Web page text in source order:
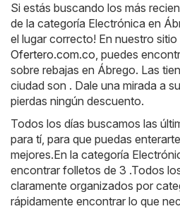
Si estás buscando los más
de la categoría Electrónica en
el lugar correcto! En nuestro sitio
Ofertero.com.co, puedes
sobre rebajas en Ábrego. Las
ciudad son . Dale una mirada a
pierdas ningún descuento.
Todos los días buscamos las
para tí, para que puedas
mejores.En la categoría
encontrar folletos de 3 .Todos
claramente organizados por
rápidamente encontrar lo que